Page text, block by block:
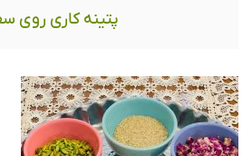
پتینه کاری روی